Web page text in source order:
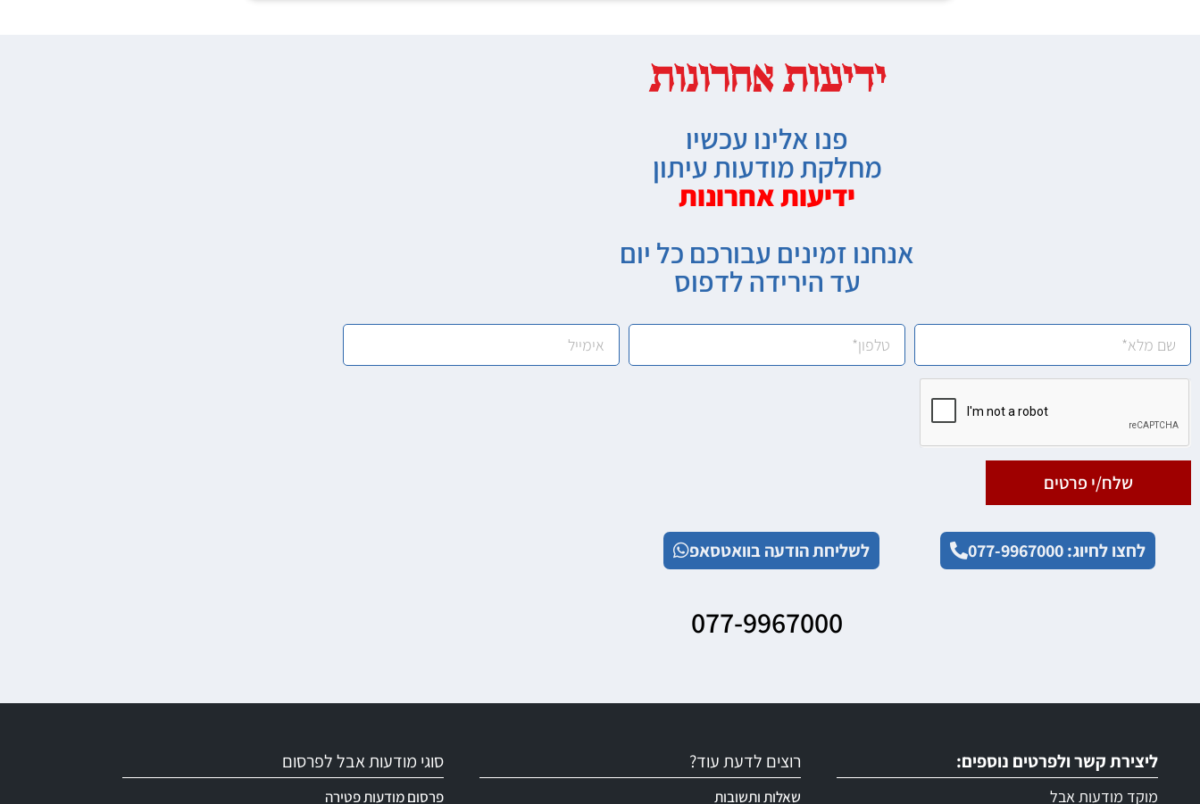
פנו אלינו עכשיו
מחלקת מודעות עיתון
ידיעות אחרונות
אנחנו זמינים עבורכם כל יום
עד הירידה לדפוס
שלח/י פרטים
לחצו לחיוג: 077-9967000 לשליחת הודעה בוואטסאפ
077-9967000
ליצירת קשר ולפרטים נוספים:
מוקד מודעות אבל
רוצים לדעת עוד?
שאלות ותשובות
סוגי מודעות אבל לפרסום
פרסום מודעות פטירה